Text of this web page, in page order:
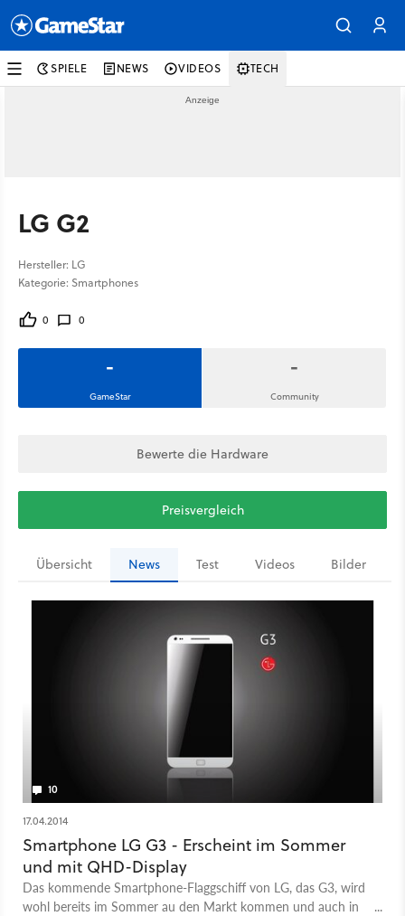
SPIELE NEWS VIDEOS TECH
LG G2
Hersteller: LG
Kategorie: Smartphones
0 0
-
GameStar
-
Community
Bewerte die Hardware
Preisvergleich
Übersicht News Test Videos Bilder
10
17.04.2014
Smartphone LG G3 - Erscheint im Sommer
und mit QHD-Display
Das kommende Smartphone-Flaggschiff von LG, das G3, wird
wohl bereits im Sommer au den Markt kommen und auch in